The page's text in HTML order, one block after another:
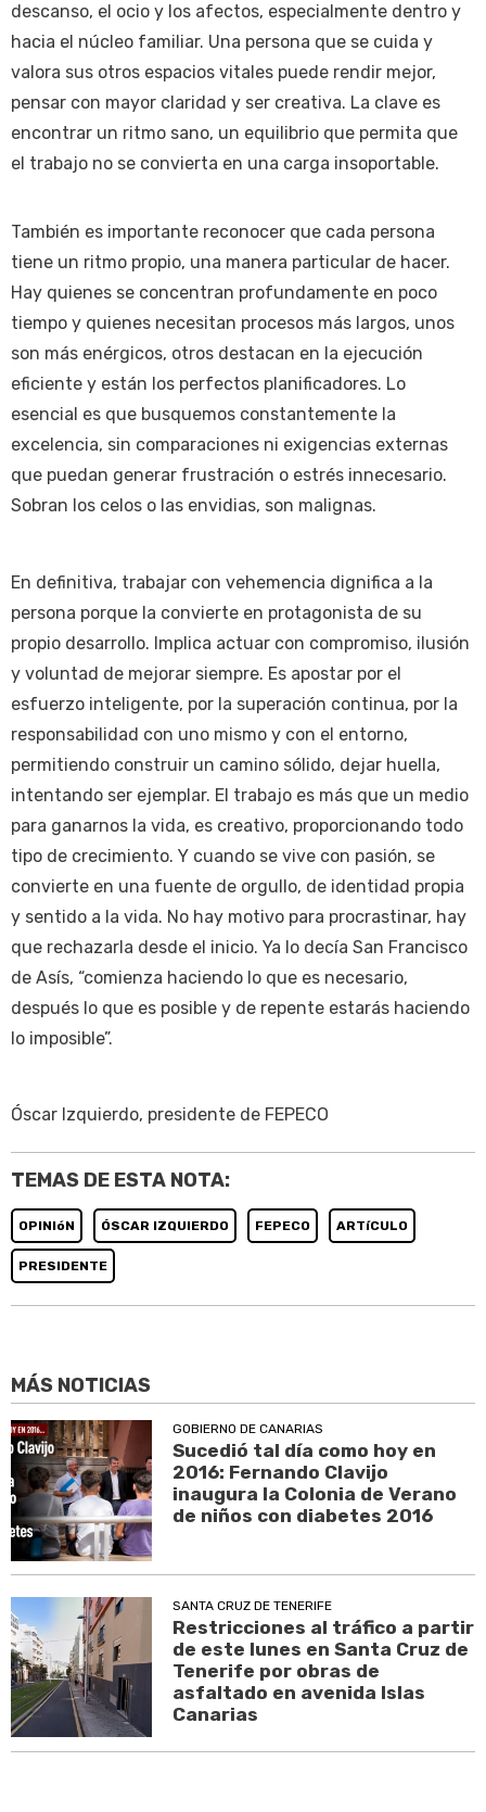
descanso, el ocio y los afectos, especialmente dentro y
hacia el núcleo familiar. Una persona que se cuida y
valora sus otros espacios vitales puede rendir mejor,
pensar con mayor claridad y ser creativa. La clave es
encontrar un ritmo sano, un equilibrio que permita que
el trabajo no se convierta en una carga insoportable.
También es importante reconocer que cada persona
tiene un ritmo propio, una manera particular de hacer.
Hay quienes se concentran profundamente en poco
tiempo y quienes necesitan procesos más largos, unos
son más enérgicos, otros destacan en la ejecución
eficiente y están los perfectos planificadores. Lo
esencial es que busquemos constantemente la
excelencia, sin comparaciones ni exigencias externas
que puedan generar frustración o estrés innecesario.
Sobran los celos o las envidias, son malignas.
En definitiva, trabajar con vehemencia dignifica a la
persona porque la convierte en protagonista de su
propio desarrollo. Implica actuar con compromiso, ilusión
y voluntad de mejorar siempre. Es apostar por el
esfuerzo inteligente, por la superación continua, por la
responsabilidad con uno mismo y con el entorno,
permitiendo construir un camino sólido, dejar huella,
intentando ser ejemplar. El trabajo es más que un medio
para ganarnos la vida, es creativo, proporcionando todo
tipo de crecimiento. Y cuando se vive con pasión, se
convierte en una fuente de orgullo, de identidad propia
y sentido a la vida. No hay motivo para procrastinar, hay
que rechazarla desde el inicio. Ya lo decía San Francisco
de Asís, “comienza haciendo lo que es necesario,
después lo que es posible y de repente estarás haciendo
lo imposible”.
Óscar Izquierdo, presidente de FEPECO
TEMAS DE ESTA NOTA:
OPINIóN ÓSCAR IZQUIERDO FEPECO ARTíCULO
PRESIDENTE
MÁS NOTICIAS
GOBIERNO DE CANARIAS
Sucedió tal día como hoy en
2016: Fernando Clavijo
inaugura la Colonia de Verano
de niños con diabetes 2016
SANTA CRUZ DE TENERIFE
Restricciones al tráfico a partir
de este lunes en Santa Cruz de
Tenerife por obras de
asfaltado en avenida Islas
Canarias